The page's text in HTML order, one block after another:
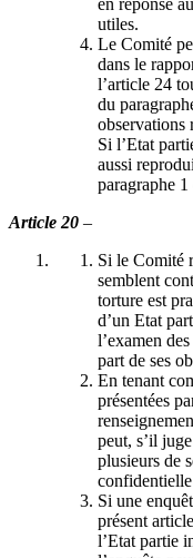
utiles.
Le Comité
dans le
l’article 24
du
observations
Si l’Etat
aussi
paragraphe
Article 20 –
Si le Comité
semblent
torture est
d’un Etat
l’examen
part de ses
En tenant
présentées
peut, s’il
plusieurs de
Si une
présent
l’Etat partie